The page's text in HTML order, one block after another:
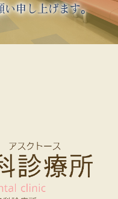
い申し上げます。